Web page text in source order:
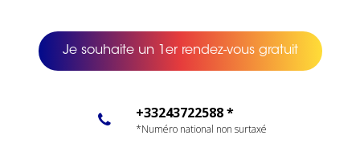
Je souhaite un 1er rendez-vous gratuit
+33243722588 *
*Numéro national non surtaxé